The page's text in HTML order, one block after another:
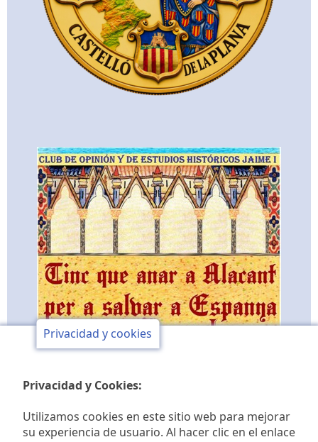
Privacidad y cookies
Privacidad y Cookies:
Utilizamos cookies en este sitio web para mejorar
su experiencia de usuario. Al hacer clic en el enlace